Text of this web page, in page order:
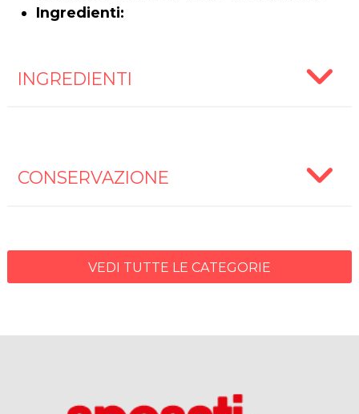
Ingredienti:
INGREDIENTI
CONSERVAZIONE
VEDI TUTTE LE CATEGORIE